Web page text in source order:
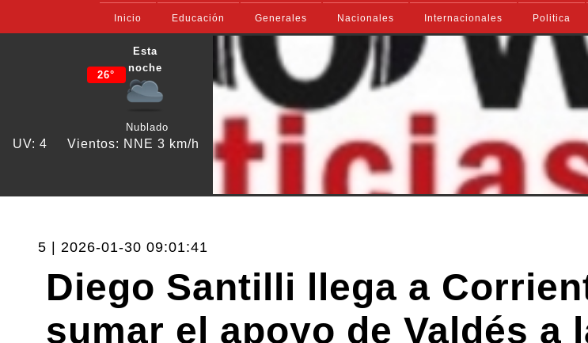
Inicio Educación Generales Nacionales Internacionales Politica
26°
Esta
noche
Nublado
UV: 4 Vientos: NNE 3 km/h
5 | 2026-01-30 09:01:41
Diego Santilli llega a
sumar el apoyo de Valdés a